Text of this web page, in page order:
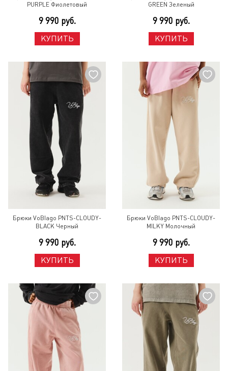
PURPLE Фиолетовый
9 990 руб.
КУПИТЬ
GREEN Зеленый
9 990 руб.
КУПИТЬ
Брюки VoBlago PNTS-CLOUDY-
BLACK Черный
9 990 руб.
КУПИТЬ
Брюки VoBlago PNTS-CLOUDY-
MILKY Молочный
9 990 руб.
КУПИТЬ